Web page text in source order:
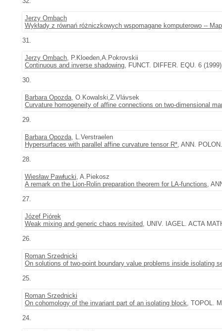
Jerzy Ombach
Wykłady z równań różniczkowych wspomagane komputerowo --
31.
Jerzy Ombach, P.Kloeden,A.Pokrovskii
Continuous and inverse shadowing, FUNCT. DIFFER. EQU. 6
30.
Barbara Opozda, O.Kowalski,Z.Vlávsek
Curvature homogeneity of affine connections on two-dimensional
29.
Barbara Opozda, L.Verstraelen
Hypersurfaces with parallel affine curvature tensor R*, ANN.
28.
Wiesław Pawłucki, A.Piekosz
A remark on the Lion-Rolin preparation theorem for LA-functions,
27.
Józef Piórek
Weak mixing and generic chaos revisited, UNIV. IAGEL. ACTA
26.
Roman Srzednicki
On solutions of two-point boundary value problems inside isolating
25.
Roman Srzednicki
On cohomology of the invariant part of an isolating block, TOPOL.
24.